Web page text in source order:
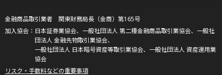
金融商品取引業者 関東財務局長（金商）第165号
日本証券業協会、一般社団法人 第二種金融商品取引業協会、一般社
団法人 金融先物取引業協会、
一般社団法人 日本暗号資産等取引業協会、一般社団法人 資産運用業
協会
リスク・手数料などの重要事項